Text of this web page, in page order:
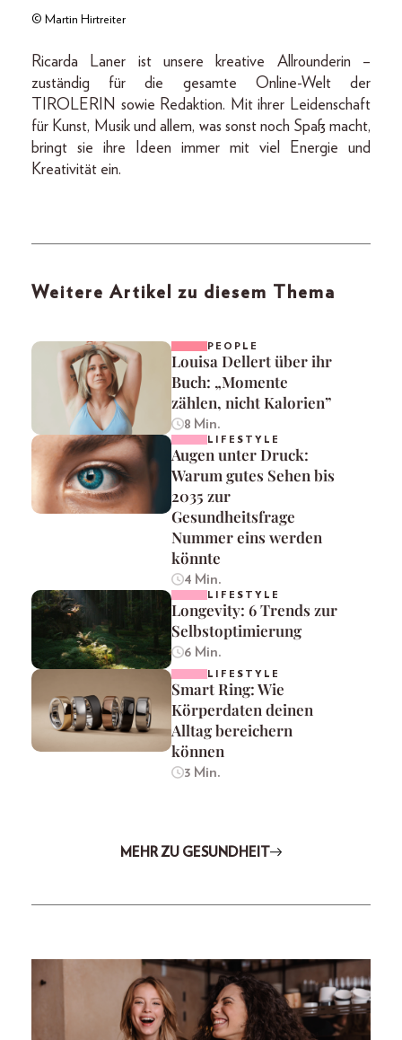
© Martin Hirtreiter
Ricarda Laner ist unsere kreative Allrounderin –
zuständig für die gesamte Online-Welt der
TIROLERIN sowie Redaktion. Mit ihrer Leidenschaft
für Kunst, Musik und allem, was sonst noch Spaß macht,
bringt sie ihre Ideen immer mit viel Energie und
Kreativität ein.
Weitere Artikel zu diesem Thema
PEOPLE
Louisa Dellert über ihr
Buch: „Momente
zählen, nicht Kalorien”
8 Min.
LIFESTYLE
Augen unter Druck:
Warum gutes Sehen bis
2035 zur
Gesundheitsfrage
Nummer eins werden
könnte
4 Min.
LIFESTYLE
Longevity: 6 Trends zur
Selbstoptimierung
6 Min.
LIFESTYLE
Smart Ring: Wie
Körperdaten deinen
Alltag bereichern
können
3 Min.
MEHR ZU GESUNDHEIT